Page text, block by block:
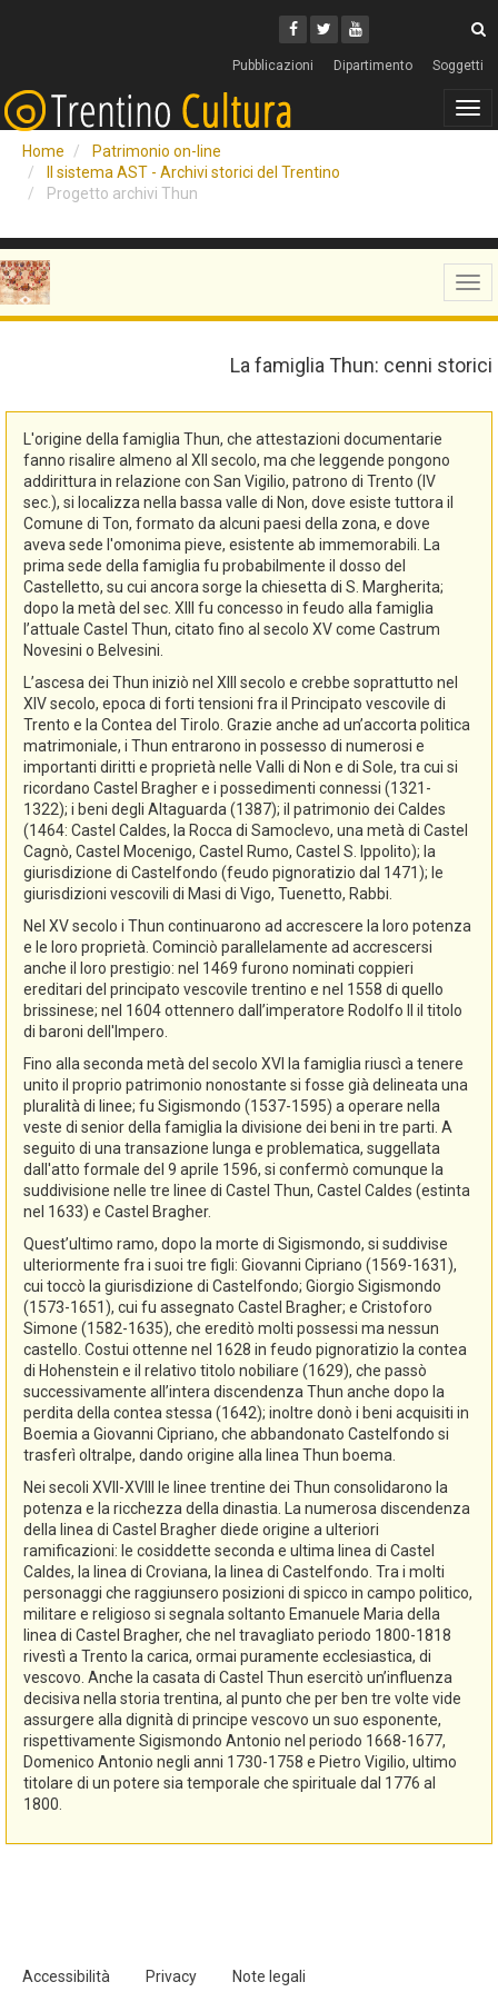
Facebook
Twitter
Youtube
Pubblicazioni Dipartimento Soggetti
Home
Patrimonio on-line
Il sistema AST - Archivi storici del Trentino
Progetto archivi Thun
La famiglia Thun: cenni storici
L'origine della famiglia Thun, che attestazioni documentarie
fanno risalire almeno al XII secolo, ma che leggende pongono
addirittura in relazione con San Vigilio, patrono di Trento (IV
sec.), si localizza nella bassa valle di Non, dove esiste tuttora il
Comune di Ton, formato da alcuni paesi della zona, e dove
aveva sede l'omonima pieve, esistente ab immemorabili. La
prima sede della famiglia fu probabilmente il dosso del
Castelletto, su cui ancora sorge la chiesetta di S. Margherita;
dopo la metà del sec. XIII fu concesso in feudo alla famiglia
l’attuale Castel Thun, citato fino al secolo XV come Castrum
Novesini o Belvesini.
L’ascesa dei Thun iniziò nel XIII secolo e crebbe soprattutto nel
XIV secolo, epoca di forti tensioni fra il Principato vescovile di
Trento e la Contea del Tirolo. Grazie anche ad un’accorta politica
matrimoniale, i Thun entrarono in possesso di numerosi e
importanti diritti e proprietà nelle Valli di Non e di Sole, tra cui si
ricordano Castel Bragher e i possedimenti connessi (1321-
1322); i beni degli Altaguarda (1387); il patrimonio dei Caldes
(1464: Castel Caldes, la Rocca di Samoclevo, una metà di Castel
Cagnò, Castel Mocenigo, Castel Rumo, Castel S. Ippolito); la
giurisdizione di Castelfondo (feudo pignoratizio dal 1471); le
giurisdizioni vescovili di Masi di Vigo, Tuenetto, Rabbi.
Nel XV secolo i Thun continuarono ad accrescere la loro potenza
e le loro proprietà. Cominciò parallelamente ad accrescersi
anche il loro prestigio: nel 1469 furono nominati coppieri
ereditari del principato vescovile trentino e nel 1558 di quello
brissinese; nel 1604 ottennero dall’imperatore Rodolfo II il titolo
di baroni dell'Impero.
Fino alla seconda metà del secolo XVI la famiglia riuscì a tenere
unito il proprio patrimonio nonostante si fosse già delineata una
pluralità di linee; fu Sigismondo (1537-1595) a operare nella
veste di senior della famiglia la divisione dei beni in tre parti. A
seguito di una transazione lunga e problematica, suggellata
dall'atto formale del 9 aprile 1596, si confermò comunque la
suddivisione nelle tre linee di Castel Thun, Castel Caldes (estinta
nel 1633) e Castel Bragher.
Quest’ultimo ramo, dopo la morte di Sigismondo, si suddivise
ulteriormente fra i suoi tre figli: Giovanni Cipriano (1569-1631),
cui toccò la giurisdizione di Castelfondo; Giorgio Sigismondo
(1573-1651), cui fu assegnato Castel Bragher; e Cristoforo
Simone (1582-1635), che ereditò molti possessi ma nessun
castello. Costui ottenne nel 1628 in feudo pignoratizio la contea
di Hohenstein e il relativo titolo nobiliare (1629), che passò
successivamente all’intera discendenza Thun anche dopo la
perdita della contea stessa (1642); inoltre donò i beni acquisiti in
Boemia a Giovanni Cipriano, che abbandonato Castelfondo si
trasferì oltralpe, dando origine alla linea Thun boema.
Nei secoli XVII-XVIII le linee trentine dei Thun consolidarono la
potenza e la ricchezza della dinastia. La numerosa discendenza
della linea di Castel Bragher diede origine a ulteriori
ramificazioni: le cosiddette seconda e ultima linea di Castel
Caldes, la linea di Croviana, la linea di Castelfondo. Tra i molti
personaggi che raggiunsero posizioni di spicco in campo politico,
militare e religioso si segnala soltanto Emanuele Maria della
linea di Castel Bragher, che nel travagliato periodo 1800-1818
rivestì a Trento la carica, ormai puramente ecclesiastica, di
vescovo. Anche la casata di Castel Thun esercitò un’influenza
decisiva nella storia trentina, al punto che per ben tre volte vide
assurgere alla dignità di principe vescovo un suo esponente,
rispettivamente Sigismondo Antonio nel periodo 1668-1677,
Domenico Antonio negli anni 1730-1758 e Pietro Vigilio, ultimo
titolare di un potere sia temporale che spirituale dal 1776 al
1800.
Accessibilità Privacy Note legali